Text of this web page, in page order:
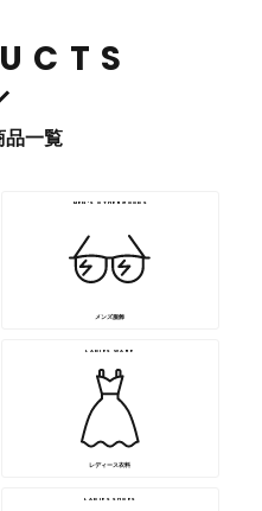
品一覧
MEN’S OTHERGOODS
メンズ服飾
LADIES WARE
レディース衣料
LADIES SHOES